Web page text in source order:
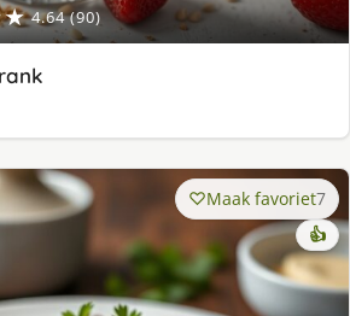
4.64 (90)
Maak favoriet7
👍